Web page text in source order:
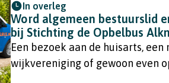
In overleg
Word algemeen bestuurslid
bij Stichting de Opbelbus
Een bezoek aan de huisarts,
wijkvereniging of gewoon even